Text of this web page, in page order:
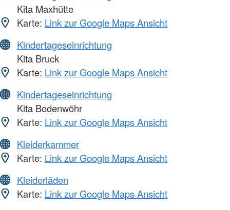
Kita Maxhütte
Karte: Link zur Google Maps Ansicht
Kindertageseinrichtung
Kita Bruck
Karte: Link zur Google Maps Ansicht
Kindertageseinrichtung
Kita Bodenwöhr
Karte: Link zur Google Maps Ansicht
Kleiderkammer
Karte: Link zur Google Maps Ansicht
Kleiderläden
Karte: Link zur Google Maps Ansicht